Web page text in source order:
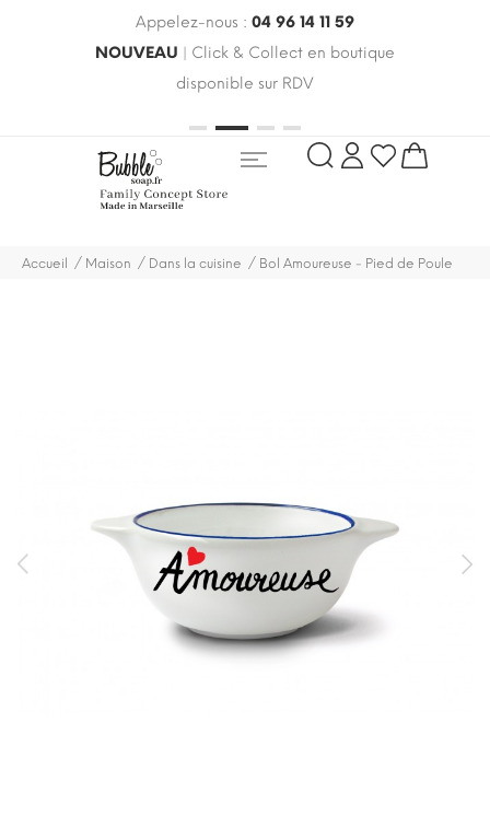
Appelez-nous : 04 96 14 11 59
NOUVEAU | Click & Collect en boutique
disponible sur RDV
Accueil Maison Dans la cuisine Bol Amoureuse - Pied de Poule